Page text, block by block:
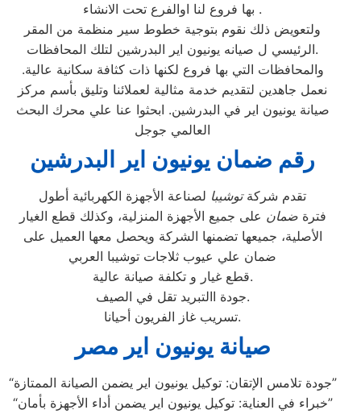
بها فروع لنا اوالفرع تحت الانشاء .
ولتعويض ذلك نقوم بتوجية خطوط سير منظمة من المقر
الرئيسي ل صيانه يونيون اير البدرشين لتلك المحافظات.
والمحافظات التي بها فروع لكنها ذات كثافة سكانية عالية.
نعمل جاهدين لتقديم خدمة مثالية لعملائنا وتليق بأسم مركز
صيانة يونيون اير في البدرشين. ابحثوا عنا علي محرك البحث
العالمي جوجل
رقم ضمان يونيون اير البدرشين
تقدم شركةتوشيبا لصناعة الأجهزة الكهربائية أطول
فترةضمان على جميع الأجهزة المنزلية، وكذلك قطع الغيار
الأصلية، جميعها تضمنها الشركة ويحصل معها العميل على
ضمان علي عيوب ثلاجات توشيبا العربي
قطع غيار و تكلفة صيانة عالية.
جودة االتبريد تقل في الصيف.
تسريب غاز الفريون أحيانا.
صيانة يونيون اير مصر
“جودة تلامس الإتقان: توكيل يونيون اير يضمن الصيانة الممتازة”
“خبراء في العناية: توكيل يونيون اير يضمن أداء الأجهزة بأمان”